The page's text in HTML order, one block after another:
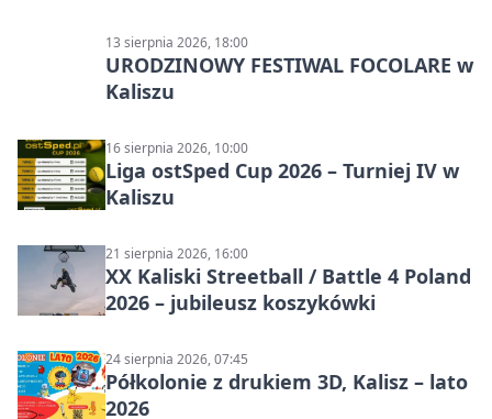
13 sierpnia 2026, 18:00
URODZINOWY FESTIWAL FOCOLARE w
Kaliszu
16 sierpnia 2026, 10:00
Liga ostSped Cup 2026 – Turniej IV w
Kaliszu
21 sierpnia 2026, 16:00
XX Kaliski Streetball / Battle 4 Poland
2026 – jubileusz koszykówki
24 sierpnia 2026, 07:45
Półkolonie z drukiem 3D, Kalisz – lato
2026